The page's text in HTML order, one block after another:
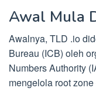
Awal Mula
Awalnya, TLD .io
Bureau (ICB) oleh
Numbers Authority
mengelola root